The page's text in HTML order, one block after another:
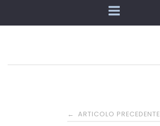
Navigazione
← ARTICOLO PRECEDENTE